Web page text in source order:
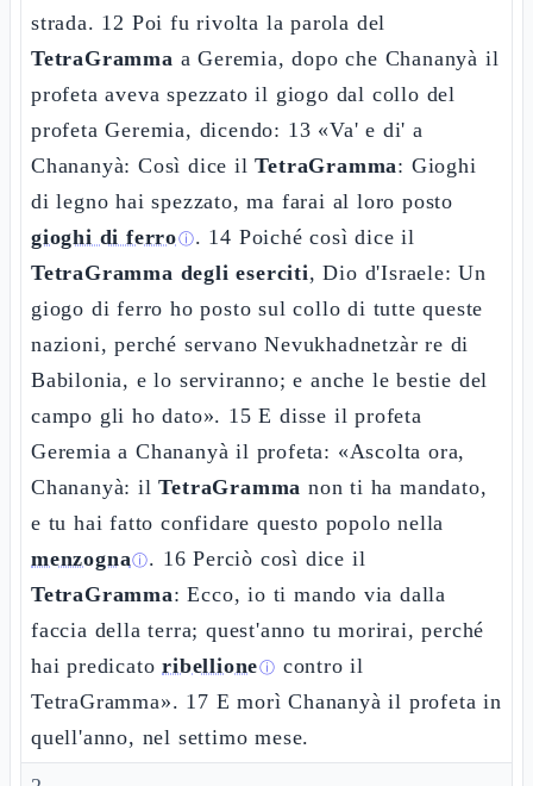
strada. 12 Poi fu rivolta la parola del
TetraGramma a Geremia, dopo che Chananyà il
profeta aveva spezzato il giogo dal collo del
profeta Geremia, dicendo: 13 «Va' e di' a
Chananyà: Così dice ilTetraGramma: Gioghi
di legno hai spezzato, ma farai al loro posto
gioghi di ferroⓘ. 14 Poiché così dice il
TetraGramma degli eserciti, Dio d'Israele: Un
giogo di ferro ho posto sul collo di tutte queste
nazioni, perché servano Nevukhadnetzàr re di
Babilonia, e lo serviranno; e anche le bestie del
campo gli ho dato». 15 E disse il profeta
Geremia a Chananyà il profeta: «Ascolta ora,
Chananyà: ilTetraGramma non ti ha mandato,
e tu hai fatto confidare questo popolo nella
menzognaⓘ. 16 Perciò così dice il
TetraGramma: Ecco, io ti mando via dalla
faccia della terra; quest'anno tu morirai, perché
hai predicatoribellioneⓘ contro il
TetraGramma». 17 E morì Chananyà il profeta in
quell'anno, nel settimo mese.